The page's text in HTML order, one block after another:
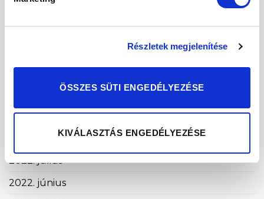
Részletek megjelenítése
ÖSSZES SÜTI ENGEDÉLYEZÉSE
KIVÁLASZTÁS ENGEDÉLYEZÉSE
2023. február
2023. január
2022. november
2022. október
2022. szeptember
2022. augusztus
2022. július
2022. június